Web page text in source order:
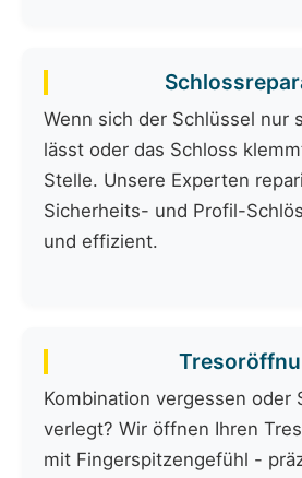
Wenn sich der Schlüssel nur
lässt oder das Schloss
Stelle. Unsere Experten
Sicherheits- und Profil-
und effizient.
Kombination vergessen oder
verlegt? Wir öffnen Ihren
mit Fingerspitzengefühl -